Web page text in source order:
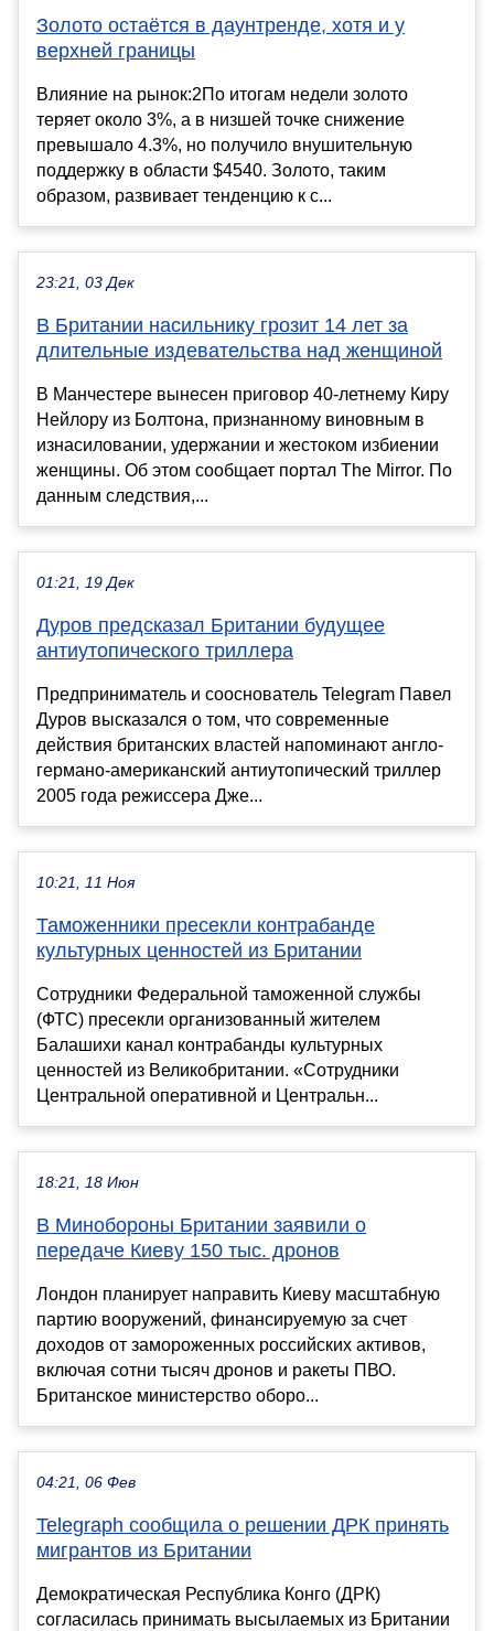
Золото остаётся в даунтренде, хотя и у
верхней границы
Влияние на рынок:2По итогам недели золото
теряет около 3%, а в низшей точке снижение
превышало 4.3%, но получило внушительную
поддержку в области $4540. Золото, таким
образом, развивает тенденцию к с...
23:21, 03 Дек
В Британии насильнику грозит 14 лет за
длительные издевательства над женщиной
В Манчестере вынесен приговор 40-летнему Киру
Нейлору из Болтона, признанному виновным в
изнасиловании, удержании и жестоком избиении
женщины. Об этом сообщает портал The Mirror. По
данным следствия,...
01:21, 19 Дек
Дуров предсказал Британии будущее
антиутопического триллера
Предприниматель и сооснователь Telegram Павел
Дуров высказался о том, что современные
действия британских властей напоминают англо-
германо-американский антиутопический триллер
2005 года режиссера Дже...
10:21, 11 Ноя
Таможенники пресекли контрабандe
культурных ценностей из Британии
Сотрудники Федеральной таможенной службы
(ФТС) пресекли организованный жителем
Балашихи канал контрабанды культурных
ценностей из Великобритании. «Сотрудники
Центральной оперативной и Центральн...
18:21, 18 Июн
В Минобороны Британии заявили о
передаче Киеву 150 тыс. дронов
Лондон планирует направить Киеву масштабную
партию вооружений, финансируемую за счет
доходов от замороженных российских активов,
включая сотни тысяч дронов и ракеты ПВО.
Британское министерство оборо...
04:21, 06 Фев
Telegraph сообщила о решении ДРК принять
мигрантов из Британии
Демократическая Республика Конго (ДРК)
согласилась принимать высылаемых из Британии